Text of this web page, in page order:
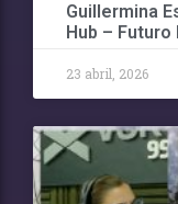
Guillermina
Hub –
23 abril, 2026